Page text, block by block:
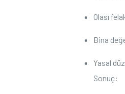
Olası
Bina
Yasal
Sonuç: